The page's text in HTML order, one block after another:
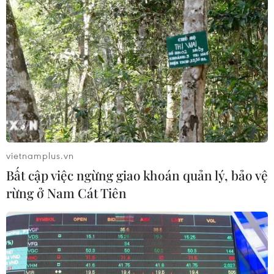
(TTXVN/Vietnam+)
#Brazil #World Cup 2014
#Biểu tình
#Chi phí tổ chức
#Diễu hành #FBI
vietnamplus.vn
Bất cập việc ngừng giao khoán quản lý, bảo vệ
rừng ở Nam Cát Tiên